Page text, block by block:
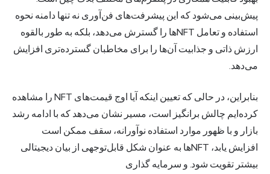
پیش‌بینی می‌شود که این پیشرفت‌های فن‌آوری نه تنها دامنه نحوه
استفاده و تعامل NFT‌ها را گسترش می‌دهد، بلکه به طور بالقوه
ارزش ذاتی و جذابیت آن‌ها را برای مخاطبان گسترده‌تری افزایش
می‌دهد.
بنابراین، در حالی که تعیین اینکه آیا اوج قیمت‌های NFT را مشاهده
کرده‌ایم چالش برانگیز است، مسیر نشان می‌دهد که با ادامه رشد
بازار و با ظهور موارد استفاده نوآورانه، سقف ممکن است
افزایش یابد، NFT‌ها به عنوان شکل قابل‌توجهی از بیان دیجیتالی
بیشتر تقویت شود. و سرمایه گذاری